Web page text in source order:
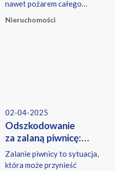
nawet pożarem całego
Nieruchomości
02-04-2025
Odszkodowanie
za zalaną piwnicę:
Przewodnik krok
po kroku
Zalanie piwnicy to sytuacja,
która może przynieść